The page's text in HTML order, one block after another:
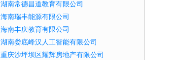
湖南常德昌道教育有限公司
海南瑞丰能源有限公司
海南丰庆教育有限公司
湖南娄底峰汉人工智能有限公司
重庆沙坪坝区耀辉房地产有限公司